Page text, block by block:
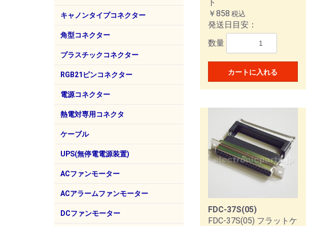
第一電子工業 57F
57
キャノンタイプコネクター
ITTCannon XLR
トーコネ
角型コネクター
本多通信工業（HTK）
3M
プラスチックコネクター
ヒロセ電機
RGB21ピンコネクター
電源コネクター
ロッキークラー社
パナソニック電工
熱電対専用コネクタ
ミニチュア熱電対コネクタ オプション
ケーブル
MHFケーブル
キャプタイヤケーブル VCT
BNCケーブル
フラットケーブル
電源コード、ソケット他
UPS(無停電電源装置)
山洋電気(SANUPS)
ACファンモーター
山洋電気
スタイル電子
ACアラームファンモーター
山洋電気 ACアラームファン 92mm角
ACアラームファン 120mm角
ACアラームファン 160mm角
DCファンモーター
ト
￥858 税込
発送日目安：
数量
カートに入れる
FDC-37S(05)
FDC-37S(05) フラットケ